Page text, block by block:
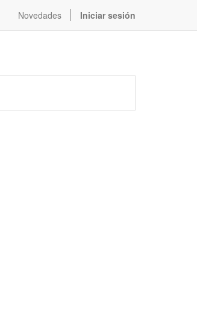
Novedades Iniciar sesión